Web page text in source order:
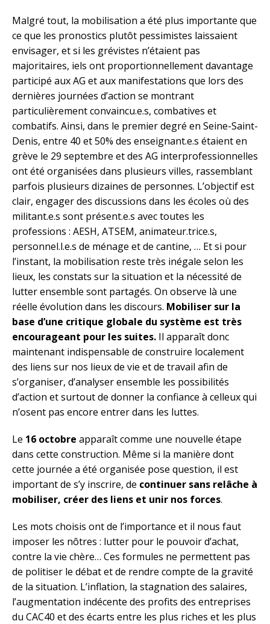
Malgré tout, la mobilisation a été plus importante que
ce que les pronostics plutôt pessimistes laissaient
envisager, et si les grévistes n’étaient pas
majoritaires, iels ont proportionnellement davantage
participé aux AG et aux manifestations que lors des
dernières journées d’action se montrant
particulièrement convaincu.e.s, combatives et
combatifs. Ainsi, dans le premier degré en Seine-Saint-
Denis, entre 40 et 50% des enseignant.e.s étaient en
grève le 29 septembre et des AG interprofessionnelles
ont été organisées dans plusieurs villes, rassemblant
parfois plusieurs dizaines de personnes. L’objectif est
clair, engager des discussions dans les écoles où des
militant.e.s sont présent.e.s avec toutes les
professions : AESH, ATSEM, animateur.trice.s,
personnel.l.e.s de ménage et de cantine, … Et si pour
l’instant, la mobilisation reste très inégale selon les
lieux, les constats sur la situation et la nécessité de
lutter ensemble sont partagés. On observe là une
réelle évolution dans les discours. Mobiliser sur la
base d’une critique globale du système est très
encourageant pour les suites. Il apparaît donc
maintenant indispensable de construire localement
des liens sur nos lieux de vie et de travail afin de
s’organiser, d’analyser ensemble les possibilités
d’action et surtout de donner la confiance à celleux qui
n’osent pas encore entrer dans les luttes.
Le 16 octobre apparaît comme une nouvelle étape
dans cette construction. Même si la manière dont
cette journée a été organisée pose question, il est
important de s’y inscrire, de continuer sans relâche à
mobiliser, créer des liens et unir nos forces.
Les mots choisis ont de l’importance et il nous faut
imposer les nôtres : lutter pour le pouvoir d’achat,
contre la vie chère… Ces formules ne permettent pas
de politiser le débat et de rendre compte de la gravité
de la situation. L’inflation, la stagnation des salaires,
l’augmentation indécente des profits des entreprises
du CAC40 et des écarts entre les plus riches et les plus